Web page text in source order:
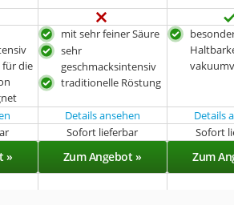
für die
mit sehr feiner Säure
sehr
geschmacksintensiv
traditionelle Röstung
Details ansehen Details
Sofort lieferbar Sofort
» Zum Angebot » Zum